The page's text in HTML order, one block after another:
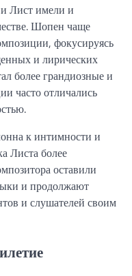
Лист имели и
Шопен чаще
фокусируясь
и лирических
более грандиозные и
часто отличались
к интимности и
Листа более
оставили
и продолжают
и слушателей своим